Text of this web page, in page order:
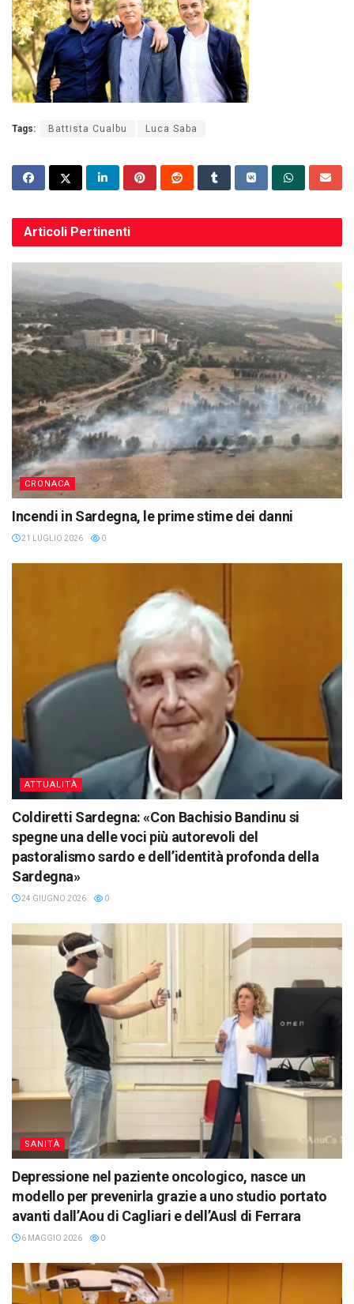
Tags: Battista Cualbu Luca Saba
Articoli Pertinenti
CRONACA
Incendi in Sardegna, le prime stime dei danni
21 LUGLIO 2026 0
ATTUALITÀ
Coldiretti Sardegna: «Con Bachisio Bandinu si
spegne una delle voci più autorevoli del
pastoralismo sardo e dell’identità profonda della
Sardegna»
24 GIUGNO 2026 0
SANITÀ
Depressione nel paziente oncologico, nasce un
modello per prevenirla grazie a uno studio portato
avanti dall’Aou di Cagliari e dell’Ausl di Ferrara
6 MAGGIO 2026 0